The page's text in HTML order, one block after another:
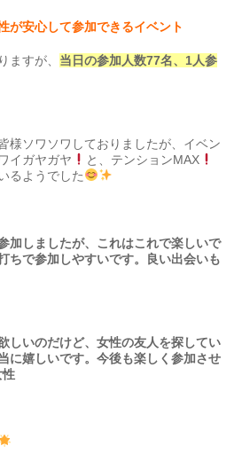
が安心して参加できるイベント
ますが、 当日の参加人数77名、1人参
様ソワソワしておりましたが、イベン
イガヤガヤ
と、テンションMAX
るようでした
加しましたが、これはこれで楽しいで
ちで参加しやすいです。良い出会いも
しいのだけど、女性の友人を探してい
に嬉しいです。今後も楽しく参加させ
性